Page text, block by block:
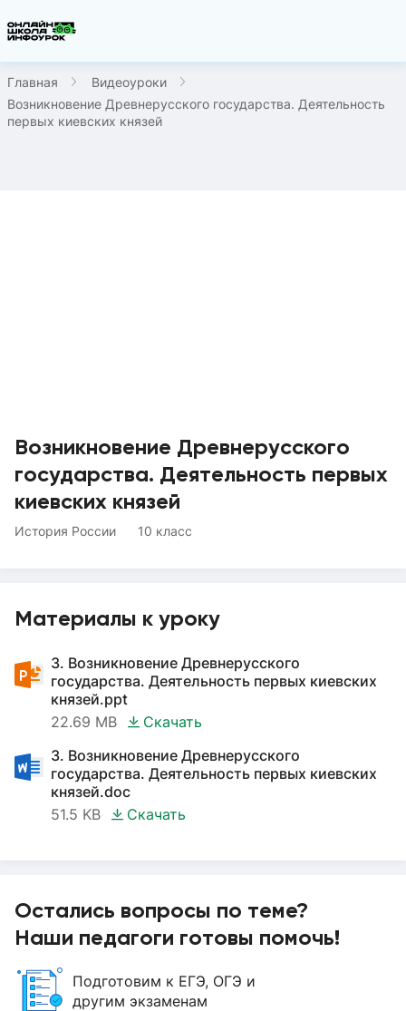
Главная
Видеоуроки
Возникновение Древнерусского государства. Деятельность
первых киевских князей
Возникновение Древнерусского
государства. Деятельность первых
киевских князей
История России 10 класс
Материалы к уроку
3. Возникновение Древнерусского
государства. Деятельность первых киевских
князей.ppt
22.69 MB
Скачать
3. Возникновение Древнерусского
государства. Деятельность первых киевских
князей.doc
51.5 KB
Скачать
Остались вопросы по теме?
Наши педагоги готовы помочь!
Подготовим к ЕГЭ, ОГЭ и
другим экзаменам